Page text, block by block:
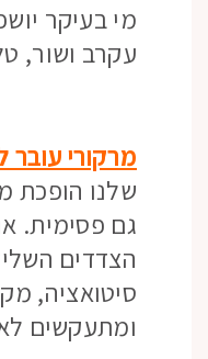
מי בעיקר
עקרב ושור,
מרקורי עובר
שלנו הופכת
גם פסימית.
הצדדים
סיטואציה,
ומתעקשים